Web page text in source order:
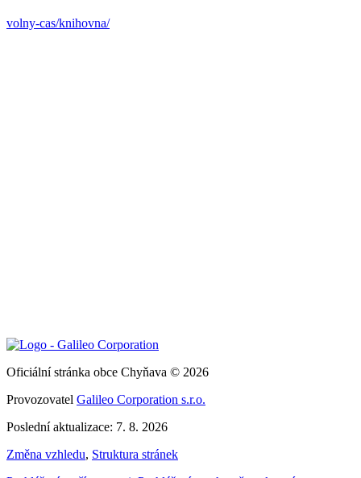
volny-cas/knihovna/
Oficiální stránka obce Chyňava © 2026
Provozovatel Galileo Corporation s.r.o.
Poslední aktualizace: 7. 8. 2026
Změna vzhledu, Struktura stránek